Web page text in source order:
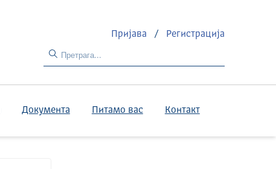
Пријава / Регистрација
Документа Питамо вас Контакт